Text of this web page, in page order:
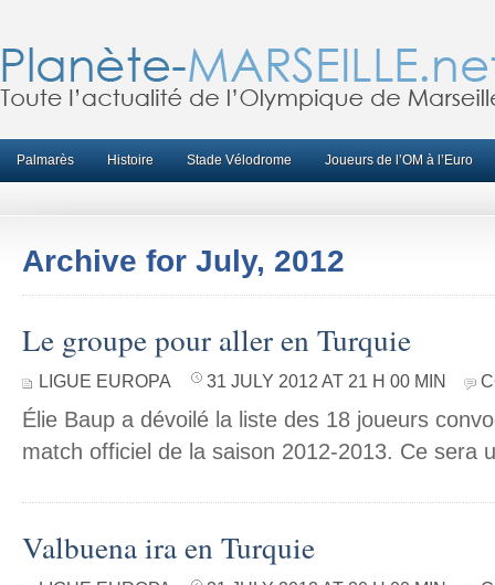
Palmarès Histoire Stade Vélodrome Joueurs de l’OM à l’Euro
Archive for July, 2012
Le groupe pour aller en Turquie
LIGUE EUROPA 31 JULY 2012 AT 21 H 00 MIN
Élie Baup a dévoilé la liste des 18 joueurs
match officiel de la saison 2012-2013. Ce sera
Valbuena ira en Turquie